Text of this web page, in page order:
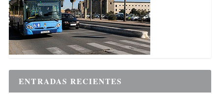
ENTRADAS RECIENTES